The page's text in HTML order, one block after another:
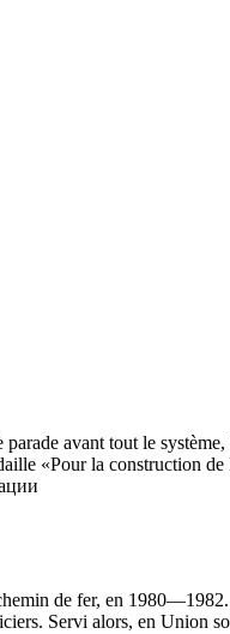
parade avant tout le
«Pour la construction
de fer, en
Servi alors, en Union